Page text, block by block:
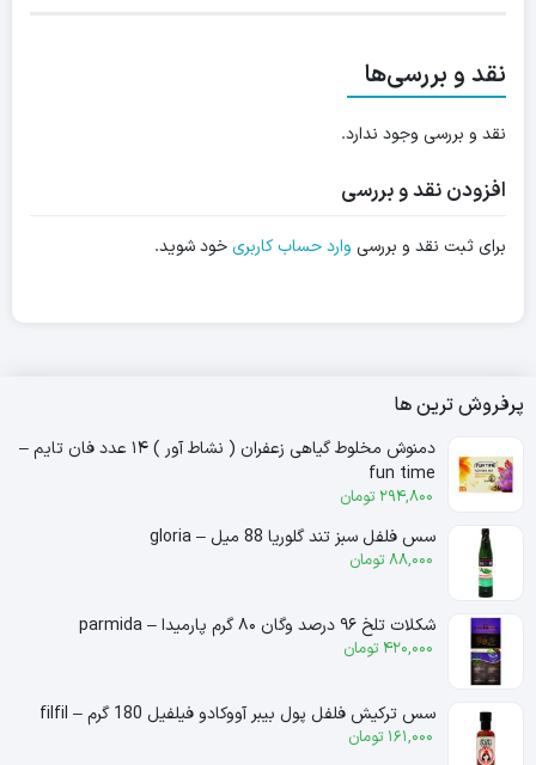
نقد و بررسی‌ها
نقد و بررسی وجود ندارد.
افزودن نقد و بررسی
برای ثبت نقد و بررسی وارد حساب کاربریخود شوید.
پرفروش ترین ها
دمنوش مخلوط گیاهی زعفران ( نشاط آور ) ۱۴ عدد فان تایم –
fun time
294,800 تومان
سس فلفل سبز تند گلوریا 88 میل – gloria
88,000 تومان
شکلات تلخ ۹۶ درصد وگان ۸۰ گرم پارمیدا – parmida
420,000 تومان
سس ترکیش فلفل پول بیبر آووکادو فیلفیل 180 گرم – filfil
161,000 تومان